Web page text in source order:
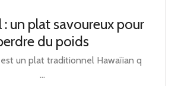
: un plat savoureux pour
du poids
un plat traditionnel Hawaïian q
...